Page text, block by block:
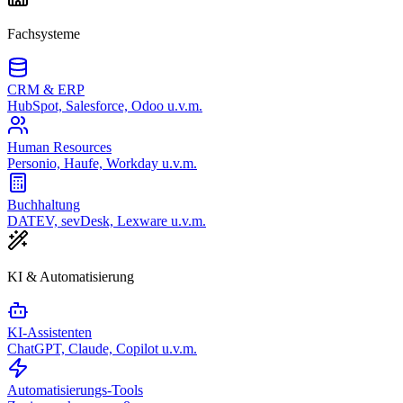
Fachsysteme
CRM & ERP
HubSpot, Salesforce, Odoo u.v.m.
Human Resources
Personio, Haufe, Workday u.v.m.
Buchhaltung
DATEV, sevDesk, Lexware u.v.m.
KI & Automatisierung
KI-Assistenten
ChatGPT, Claude, Copilot u.v.m.
Automatisierungs-Tools